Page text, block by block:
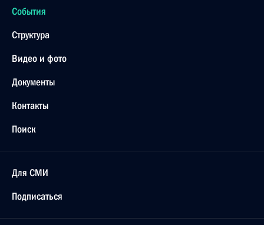
События
Структура
Видео и фото
Документы
Контакты
Поиск
Для СМИ
Подписаться